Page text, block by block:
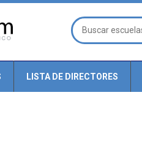
LISTA DE DIRECTORES